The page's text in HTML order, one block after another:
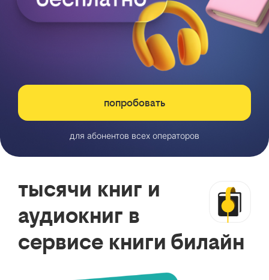
попробовать
для абонентов всех операторов
тысячи книг и
аудиокниг в
сервисе книги билайн